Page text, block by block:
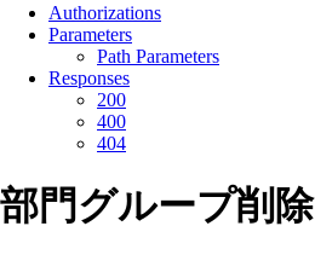
Authorizations
Parameters
Path Parameters
Responses
200
400
404
部門グループ削除